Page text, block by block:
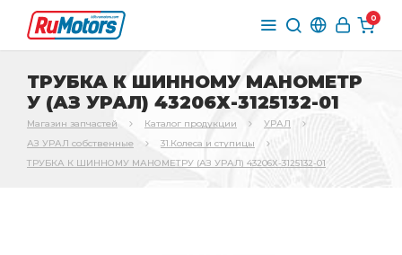
0
ТРУБКА К ШИННОМУ МАНОМЕТР
У (АЗ УРАЛ) 43206Х-3125132-01
Магазин запчастей Каталог продукции
УРАЛ
АЗ УРАЛ собственные
31.Колеса и ступицы
ТРУБКА К ШИННОМУ МАНОМЕТРУ (АЗ УРАЛ) 43206Х-3125132-01